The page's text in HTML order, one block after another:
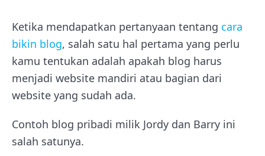
Ketika mendapatkan pertanyaan tentang cara
bikin blog, salah satu hal pertama yang perlu
kamu tentukan adalah apakah blog harus
menjadi website mandiri atau bagian dari
website yang sudah ada.
Contoh blog pribadi milik Jordy dan Barry ini
salah satunya.